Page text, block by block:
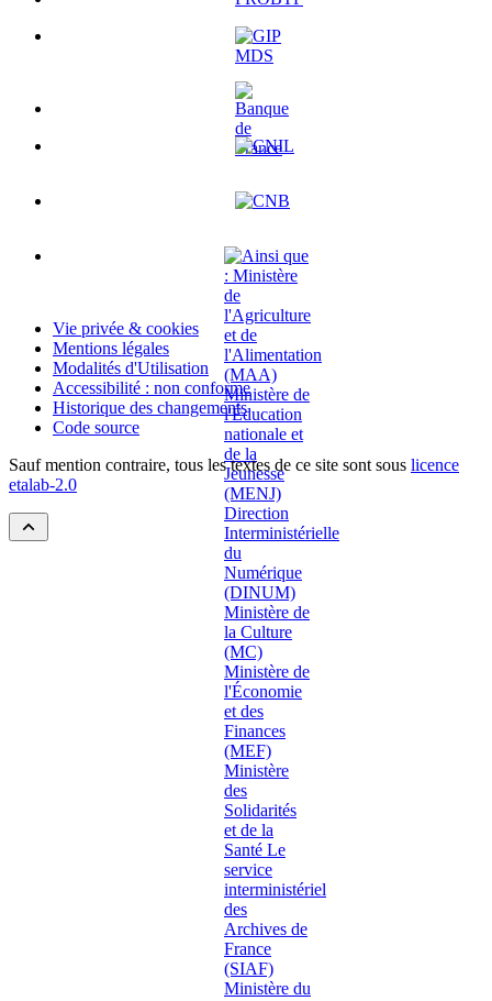
Vie privée & cookies
Mentions légales
Modalités d'Utilisation
Accessibilité : non conforme
Historique des changements
Code source
Sauf mention contraire, tous les textes de ce site sont sous licence
etalab-2.0